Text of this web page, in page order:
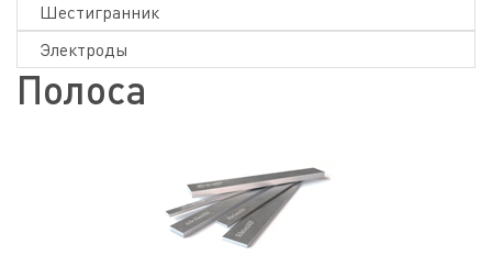
Шестигранник
Электроды
Полоса